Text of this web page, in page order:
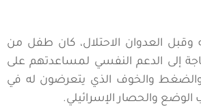
وقبل العدوان الاحتلال، كان طفل من
بحاجة إلى الدعم النفسي لمساعدتهم على
والخوف الذي يتعرضون له في
الوضع والحصار الإسرائيلي.